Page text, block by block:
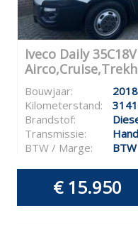
Iveco Daily
Bouwjaar:
2018
Kilometerstand:
Brandstof:
Transmissie:
BTW / Marge:
BTW
€ 15.950